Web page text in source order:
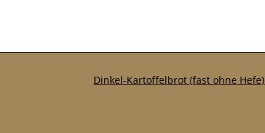
Dinkel-Kartoffelbrot (fast ohne Hefe)